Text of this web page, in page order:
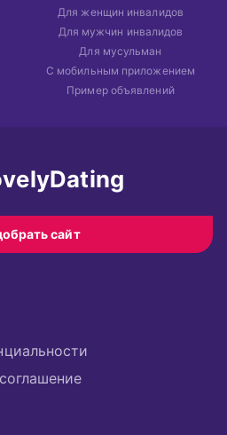
Для женщин инвалидов
Для мужчин инвалидов
Для мусульман
С мобильным приложением
Пример объявлений
Dating
сайт